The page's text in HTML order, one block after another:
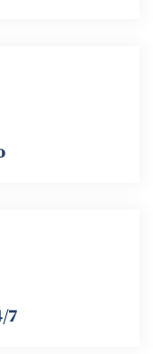
7